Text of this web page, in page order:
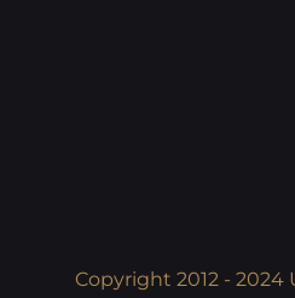
Copyright 2012 - 2024